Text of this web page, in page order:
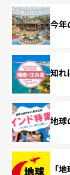
今年
知れ
地球
「